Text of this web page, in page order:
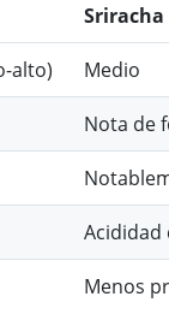
Sriracha
alto) Medio
Nota de
Acididad
Menos